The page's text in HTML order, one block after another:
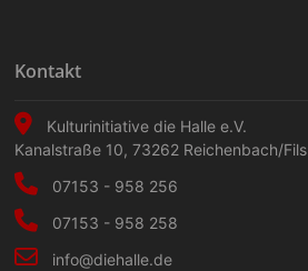
Kontakt
Kulturinitiative die Halle e.V.
Kanalstraße 10,73262 Reichenbach/Fils
07153 - 958 256
07153 - 958 258
info@diehalle.de